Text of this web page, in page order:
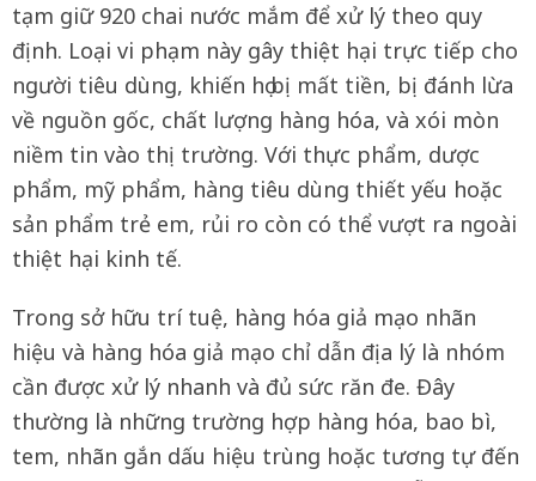
tạm giữ 920 chai nước mắm để xử lý theo quy
định. Loại vi phạm này gây thiệt hại trực tiếp cho
người tiêu dùng, khiến họ bị mất tiền, bị đánh lừa
về nguồn gốc, chất lượng hàng hóa, và xói mòn
niềm tin vào thị trường. Với thực phẩm, dược
phẩm, mỹ phẩm, hàng tiêu dùng thiết yếu hoặc
sản phẩm trẻ em, rủi ro còn có thể vượt ra ngoài
thiệt hại kinh tế.
Trong sở hữu trí tuệ, hàng hóa giả mạo nhãn
hiệu và hàng hóa giả mạo chỉ dẫn địa lý là nhóm
cần được xử lý nhanh và đủ sức răn đe. Đây
thường là những trường hợp hàng hóa, bao bì,
tem, nhãn gắn dấu hiệu trùng hoặc tương tự đến